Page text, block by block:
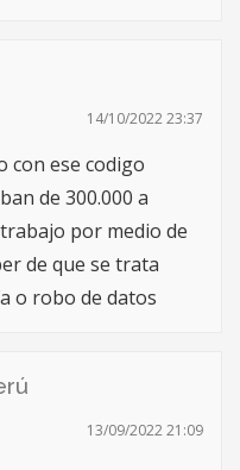
14/10/2022 23:37
con ese codigo
de 300.000 a
por medio de
de que se trata
o robo de datos
13/09/2022 21:09